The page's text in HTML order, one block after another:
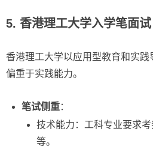
5. 香港理工大学入学笔面试
香港理工大学以应用型教育和实
偏重于实践能力。
笔试侧重：
技术能力：工科专业要求
等。